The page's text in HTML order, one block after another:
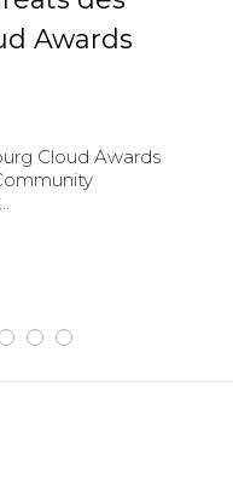
Awards
Cloud Awards